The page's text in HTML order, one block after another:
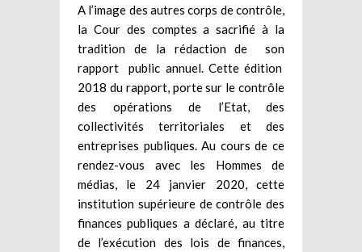
A l’image des autres corps de contrôle,
la Cour des comptes a sacrifié à la
tradition de la rédaction de son
rapport public annuel. Cette édition
2018 du rapport, porte sur le contrôle
des opérations de l’Etat, des
collectivités territoriales et des
entreprises publiques. Au cours de ce
rendez-vous avec les Hommes de
médias, le 24 janvier 2020, cette
institution supérieure de contrôle des
finances publiques a déclaré, au titre
de l’exécution des lois de finances,